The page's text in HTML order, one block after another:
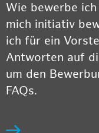
Wie bewerbe
mich initiativ
ich für ein
Antworten auf
um den
FAQs.